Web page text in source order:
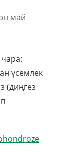
үсемлек
(диңгез